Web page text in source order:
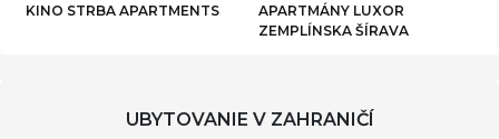
KINO STRBA APARTMENTS
APARTMÁNY LUXOR
ZEMPLÍNSKA ŠÍRAVA
UBYTOVANIE V ZAHRANIČÍ